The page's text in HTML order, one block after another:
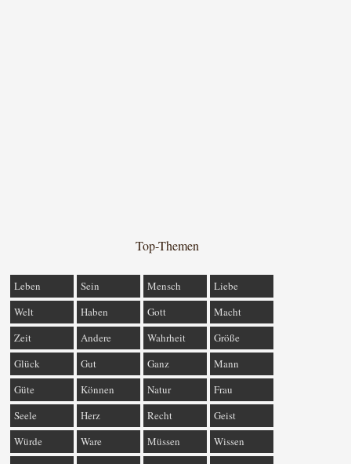
Top-Themen
Leben Sein Mensch
Liebe
Welt
Haben Gott
Macht
Zeit
Andere Wahrheit
Größe
Glück
Gut Ganz
Mann
Güte
Können Natur
Frau
Seele
Herz Recht
Geist
Würde
Ware Müssen
Wissen